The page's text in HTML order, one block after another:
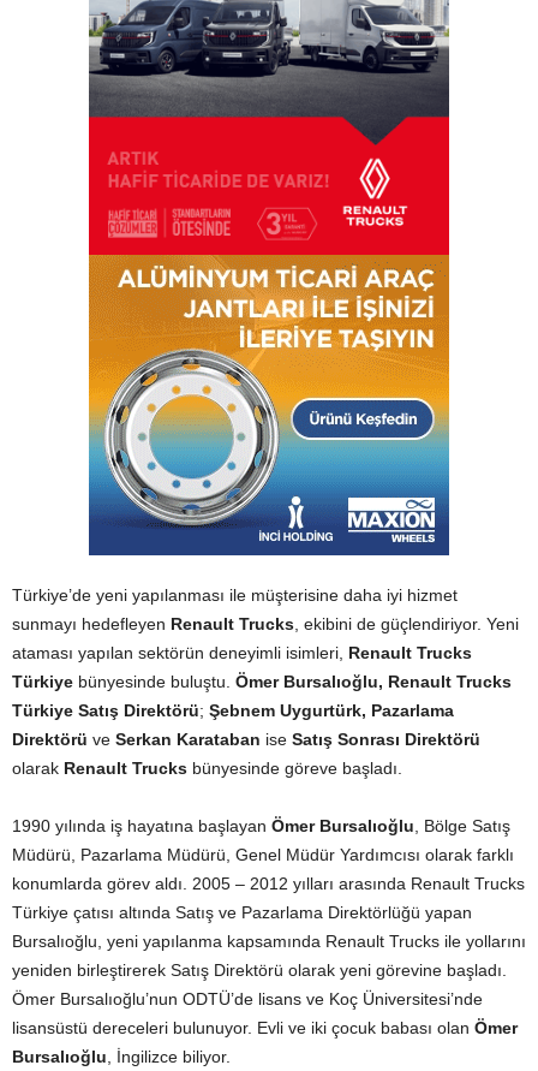
Türkiye’de yeni yapılanması ile müşterisine daha iyi hizmet
sunmayı hedefleyen Renault Trucks , ekibini de güçlendiriyor. Yeni
ataması yapılan sektörün deneyimli isimleri, Renault Trucks
Türkiye bünyesinde buluştu. Ömer Bursalıoğlu, Renault Trucks
Türkiye Satış Direktörü; Şebnem Uygurtürk, Pazarlama
Direktörü ve Serkan Karataban ise Satış Sonrası Direktörü
olarak Renault Trucks bünyesinde göreve başladı.
1990 yılında iş hayatına başlayan Ömer Bursalıoğlu , Bölge Satış
Müdürü, Pazarlama Müdürü, Genel Müdür Yardımcısı olarak farklı
konumlarda görev aldı. 2005 – 2012 yılları arasında Renault Trucks
Türkiye çatısı altında Satış ve Pazarlama Direktörlüğü yapan
Bursalıoğlu, yeni yapılanma kapsamında Renault Trucks ile yollarını
yeniden birleştirerek Satış Direktörü olarak yeni görevine başladı.
Ömer Bursalıoğlu’nun ODTÜ’de lisans ve Koç Üniversitesi’nde
lisansüstü dereceleri bulunuyor. Evli ve iki çocuk babası olan Ömer
Bursalıoğlu , İngilizce biliyor.